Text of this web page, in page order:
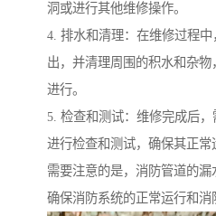
洞或进行其他维修操作。
4. 排水和清理：在维修过程
出，并清理周围的积水和杂物
进行。
5. 检查和测试：维修完成后
进行检查和测试，确保其正常
需要注意的是，消防管道的
确保消防系统的正常运行和消